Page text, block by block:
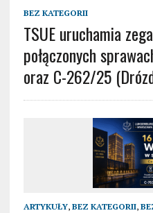
BEZ KATEGORII
TSUE uruchamia
połączonych
oraz C-262/25
ARTYKUŁY, BEZ KATEGORII,